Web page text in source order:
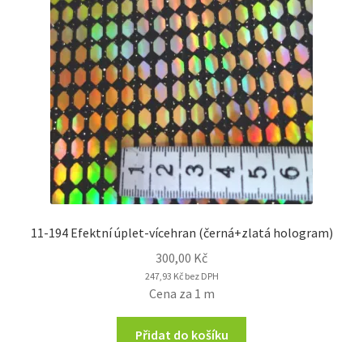
11-194 Efektní úplet-vícehran (černá+zlatá hologram)
300,00 Kč
247,93 Kčbez DPH
Cena za 1 m
Přidat do košíku